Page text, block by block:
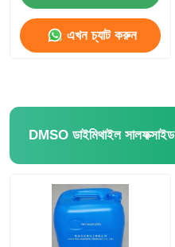
এখন চ্যাট করুন
DMSO ডাইমিথাইল সালফক্সাইড